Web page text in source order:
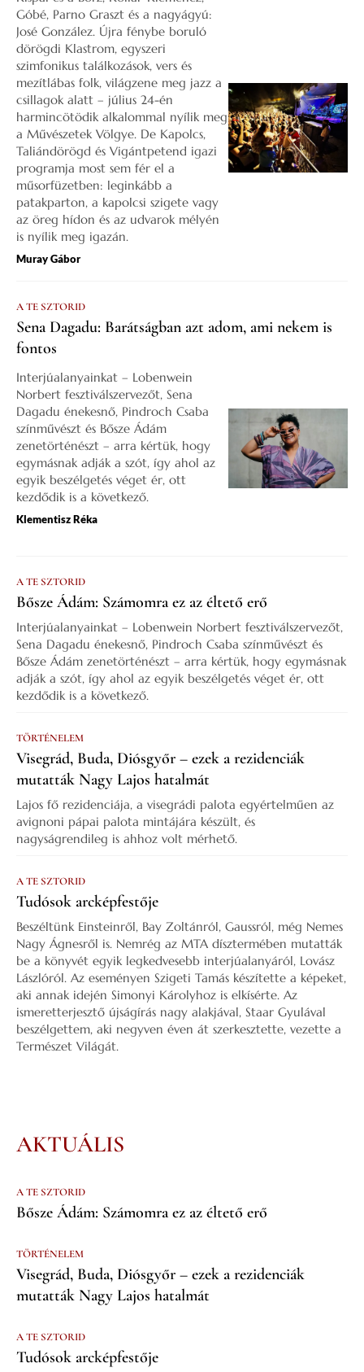
Góbé, Parno Graszt és a nagyágyú:
José González. Újra fénybe boruló
dörögdi Klastrom, egyszeri
szimfonikus találkozások, vers és
mezítlábas folk, világzene meg jazz a
csillagok alatt – július 24-én
harmincötödik alkalommal nyílik meg
a Művészetek Völgye. De Kapolcs,
Taliándörögd és Vigántpetend igazi
programja most sem fér el a
műsorfüzetben: leginkább a
patakparton, a kapolcsi szigete vagy
az öreg hídon és az udvarok mélyén
is nyílik meg igazán.
Muray Gábor
A TE SZTORID
Sena Dagadu: Barátságban azt adom, ami nekem is
fontos
Interjúalanyainkat – Lobenwein
Norbert fesztiválszervezőt, Sena
Dagadu énekesnő, Pindroch Csaba
színművészt és Bősze Ádám
zenetörténészt – arra kértük, hogy
egymásnak adják a szót, így ahol az
egyik beszélgetés véget ér, ott
kezdődik is a következő.
Klementisz Réka
A TE SZTORID
Bősze Ádám: Számomra ez az éltető erő
Interjúalanyainkat – Lobenwein Norbert fesztiválszervezőt,
Sena Dagadu énekesnő, Pindroch Csaba színművészt és
Bősze Ádám zenetörténészt – arra kértük, hogy egymásnak
adják a szót, így ahol az egyik beszélgetés véget ér, ott
kezdődik is a következő.
TÖRTÉNELEM
Visegrád, Buda, Diósgyőr – ezek a rezidenciák
mutatták Nagy Lajos hatalmát
Lajos fő rezidenciája, a visegrádi palota egyértelműen az
avignoni pápai palota mintájára készült, és
nagyságrendileg is ahhoz volt mérhető.
A TE SZTORID
Tudósok arcképfestője
Beszéltünk Einsteinről, Bay Zoltánról, Gaussról, még Nemes
Nagy Ágnesről is. Nemrég az MTA dísztermében mutatták
be a könyvét egyik legkedvesebb interjúalanyáról, Lovász
Lászlóról. Az eseményen Szigeti Tamás készítette a képeket,
aki annak idején Simonyi Károlyhoz is elkísérte. Az
ismeretterjesztő újságírás nagy alakjával, Staar Gyulával
beszélgettem, aki negyven éven át szerkesztette, vezette a
Természet Világát.
AKTUÁLIS
A TE SZTORID
Bősze Ádám: Számomra ez az éltető erő
TÖRTÉNELEM
Visegrád, Buda, Diósgyőr – ezek a rezidenciák
mutatták Nagy Lajos hatalmát
A TE SZTORID
Tudósok arcképfestője